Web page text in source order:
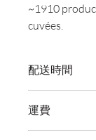
~1910
cuvées.
配送時間
送貨。
運費